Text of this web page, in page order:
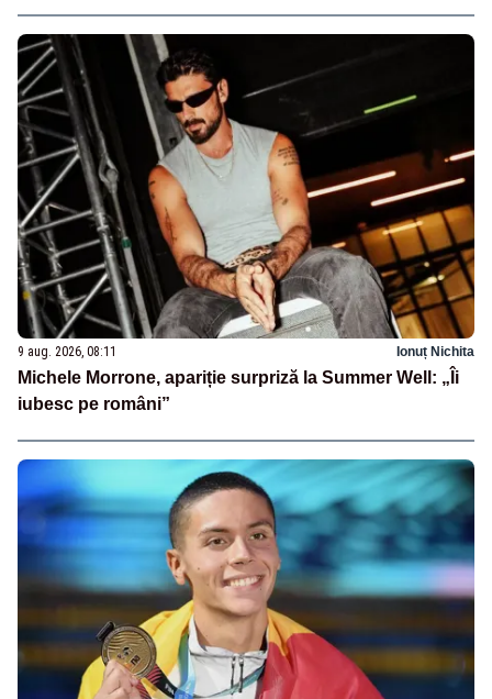
9 aug. 2026, 08:11 Ionuț Nichita
Michele Morrone, apariție surpriză la Summer Well: „Îi
iubesc pe români”